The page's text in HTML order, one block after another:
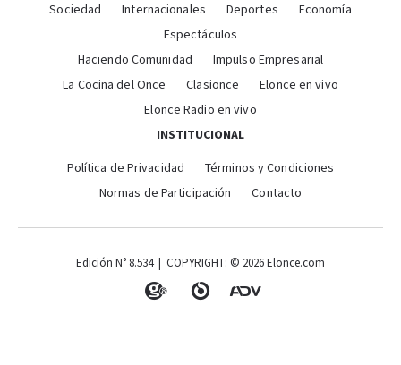
Sociedad
Internacionales Deportes
Economía
Espectáculos
Haciendo Comunidad
Impulso Empresarial
La Cocina del Once
Clasionce
Elonce en vivo
Elonce Radio en vivo
INSTITUCIONAL
Política de Privacidad
Términos y Condiciones
Normas de Participación
Contacto
Edición N° 8.534 | COPYRIGHT: © 2026 Elonce.com